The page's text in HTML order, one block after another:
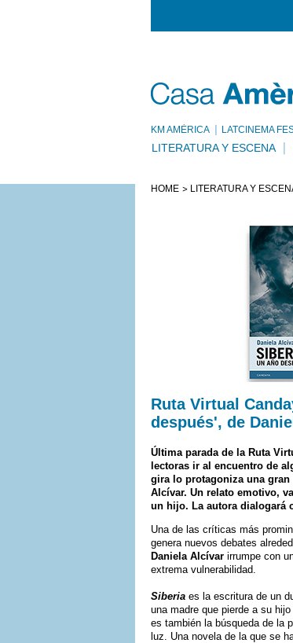
KM AMÈRICA LATCINEMA
LITERATURA Y ESCENA
HOME LITERATURA Y
Ruta Virtual
después', de
Última parada de la Ruta
lectoras ir al encuentro de
gira lo protagoniza una gran
Alcívar. Un relato emotivo,
un hijo. La autora dialogará
Una de las críticas más
genera nuevos debates
Daniela Alcívar irrumpe con
extrema vulnerabilidad.
Siberia es la escritura de un
una madre que pierde a su
es también la búsqueda de la
luz. Una novela de la que se